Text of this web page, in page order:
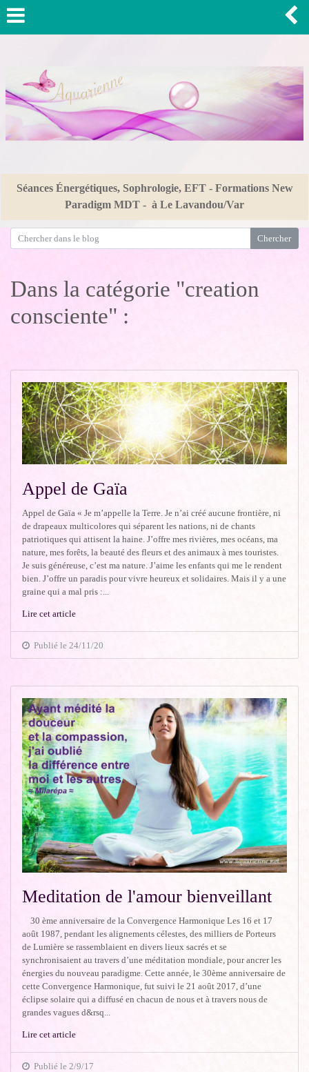
Séances Énergétiques, Sophrologie, EFT - Formations New
Paradigm MDT - à Le Lavandou/Var
Dans la catégorie "creation
consciente" :
Appel de Gaïa
Appel de Gaïa « Je m’appelle la Terre. Je n’ai créé aucune frontière, ni
de drapeaux multicolores qui séparent les nations, ni de chants
patriotiques qui attisent la haine. J’offre mes rivières, mes océans, ma
nature, mes forêts, la beauté des fleurs et des animaux à mes touristes.
Je suis généreuse, c’est ma nature. J’aime les enfants qui me le rendent
bien. J’offre un paradis pour vivre heureux et solidaires. Mais il y a une
graine qui a mal pris :...
Lire cet article
Publié le 24/11/20
Meditation de l'amour bienveillant
30 ème anniversaire de la Convergence Harmonique Les 16 et 17
août 1987, pendant les alignements célestes, des milliers de Porteurs
de Lumière se rassemblaient en divers lieux sacrés et se
synchronisaient au travers d’une méditation mondiale, pour ancrer les
énergies du nouveau paradigme. Cette année, le 30ème anniversaire de
cette Convergence Harmonique, fut suivi le 21 août 2017, d’une
éclipse solaire qui a diffusé en chacun de nous et à travers nous de
grandes vagues d&rsq...
Lire cet article
Publié le 2/9/17